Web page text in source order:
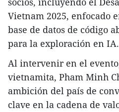
Vietnam 2025, enfocado
base de datos de código
para la exploración en IA.
Al intervenir en el
vietnamita, Pham Minh
ambición del país de
clave en la cadena de